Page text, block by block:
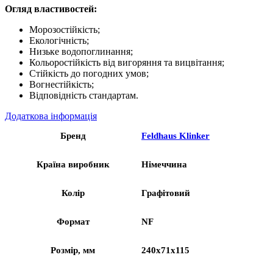
Огляд властивостей:
Морозостійкість;
Екологічність;
Низьке водопоглинання;
Кольоростійкість від вигоряння та вицвітання;
Стійкість до погодних умов;
Вогнестійкість;
Відповідність стандартам.
Додаткова інформація
Бренд Feldhaus Klinker
Країна виробник Німеччина
Колір Графітовий
Формат NF
Розмір, мм 240x71x115